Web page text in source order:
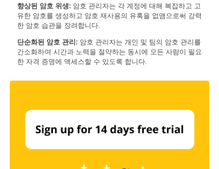
향상된 암호 위생: 암호 관리자는 각 계정에 대해 복잡하고 고
유한 암호를 생성하고 암호 재사용의 유혹을 없앰으로써 강력
한 암호 습관을 장려합니다.
단순화된 암호 관리: 암호 관리자는 개인 및 팀의 암호 관리를
간소화하여 시간과 노력을 절약하는 동시에 모든 사람이 필요
한 자격 증명에 액세스할 수 있도록 합니다.